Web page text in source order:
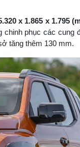
x 1.865 x 1.795
phục các cung
tăng thêm 130 mm.